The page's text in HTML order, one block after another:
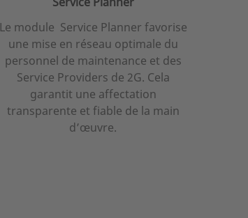
Le module Service Planner favorise
une mise en réseau optimale du
personnel de maintenance et des
Service Providers de 2G. Cela
garantit une affectation
transparente et fiable de la main
d’œuvre.